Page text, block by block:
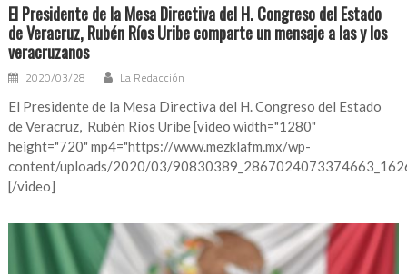
El Presidente de la Mesa Directiva del H. Congreso del Estado
de Veracruz, Rubén Ríos Uribe comparte un mensaje a las y los
veracruzanos
2020/03/28 La Redacción
El Presidente de la Mesa Directiva del H. Congreso del Estado
de Veracruz, Rubén Ríos Uribe [video width="1280"
height="720" mp4="https://www.mezklafm.mx/wp-
content/uploads/2020/03/
[/video]